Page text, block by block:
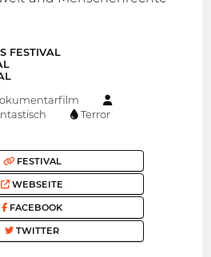
FESTIVAL
Terror
FESTIVAL
WEBSEITE
FACEBOOK
TWITTER